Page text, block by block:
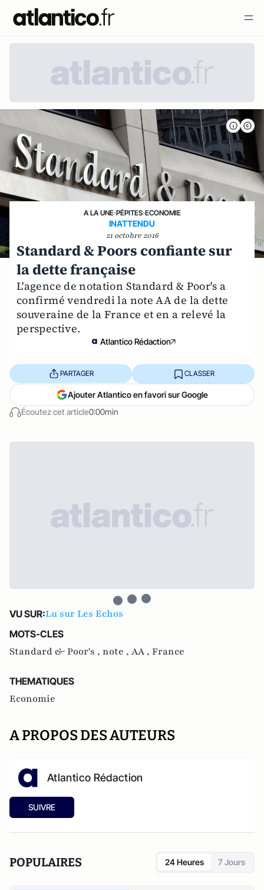
A LA UNE›PÉPITES›ECONOMIE
INATTENDU
21 octobre 2016
Standard & Poors confiante sur
la dette française
L'agence de notation Standard & Poor's a
confirmé vendredi la note AA de la dette
souveraine de la France et en a relevé la
perspective.
Atlantico Rédaction
Écoutez cet article0:00min
PARTAGER CLASSER
Ajouter Atlantico en favori sur Google
VU SUR:Lu sur Les Echos
MOTS-CLES
Standard & Poor's , note , AA , France
THEMATIQUES
Economie
A PROPOS DES AUTEURS
Atlantico Rédaction
SUIVRE
POPULAIRES 24 Heures 7 Jours